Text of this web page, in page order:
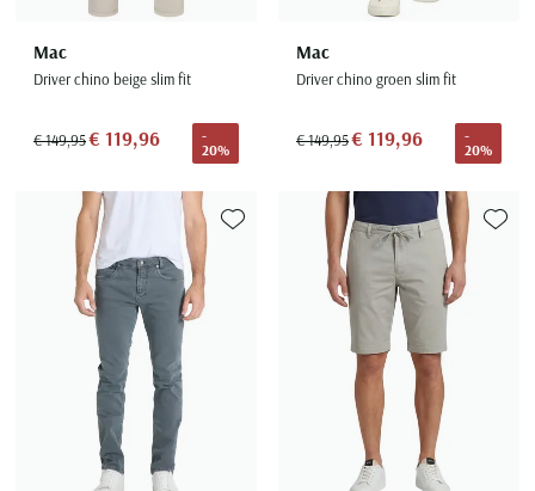
Mac
Driver chino beige slim fit
€ 149,95€ 119,96
-
20%
Mac
Driver chino groen slim fit
€ 149,95€ 119,96
-
20%
Toevoegen aan favorieten